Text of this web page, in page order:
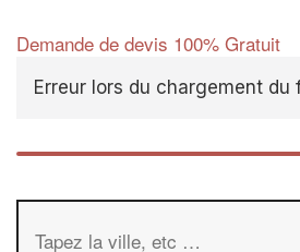
Demande de devis 100% Gratuit
Erreur lors du chargement du